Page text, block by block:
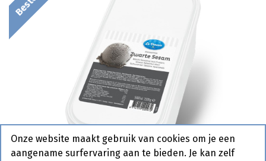
Onze website maakt gebruik van cookies om je een
aangename surfervaring aan te bieden. Je kan zelf